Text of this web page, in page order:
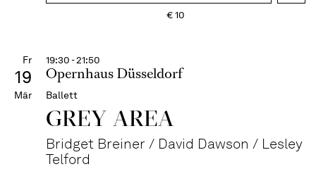
€10
Fr
19
Mär
19:30 - 21:50
Opernhaus Düsseldorf
Ballett
GREY AREA
Bridget Breiner / David Dawson / Lesley
Telford